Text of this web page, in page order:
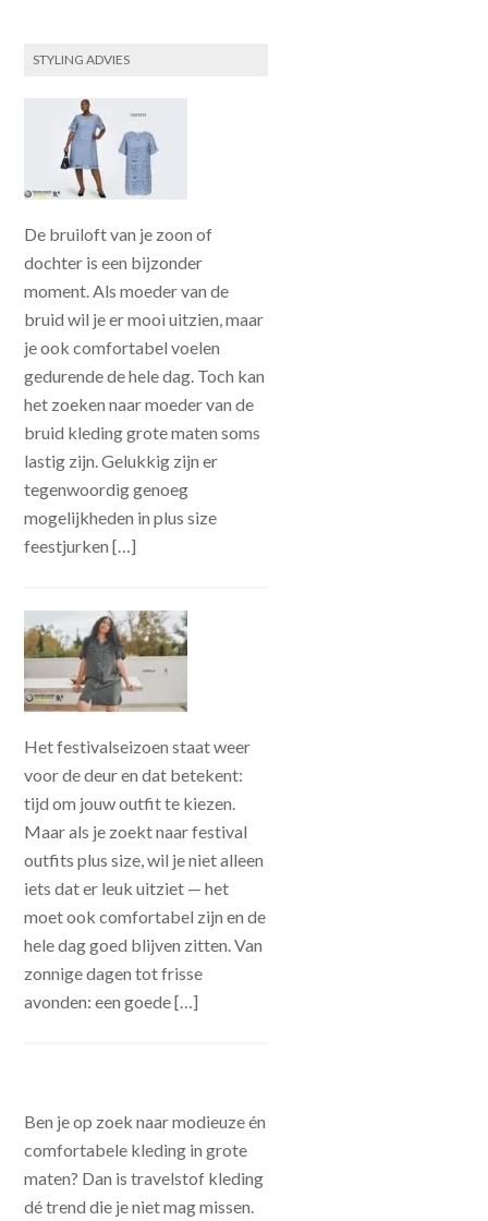
STYLING ADVIES
De bruiloft van je zoon of
dochter is een bijzonder
moment. Als moeder van de
bruid wil je er mooi uitzien, maar
je ook comfortabel voelen
gedurende de hele dag. Toch kan
het zoeken naar moeder van de
bruid kleding grote maten soms
lastig zijn. Gelukkig zijn er
tegenwoordig genoeg
mogelijkheden in plus size
feestjurken […]
Het festivalseizoen staat weer
voor de deur en dat betekent:
tijd om jouw outfit te kiezen.
Maar als je zoekt naar festival
outfits plus size, wil je niet alleen
iets dat er leuk uitziet — het
moet ook comfortabel zijn en de
hele dag goed blijven zitten. Van
zonnige dagen tot frisse
avonden: een goede […]
Ben je op zoek naar modieuze én
comfortabele kleding in grote
maten? Dan is travelstof kleding
dé trend die je niet mag missen.